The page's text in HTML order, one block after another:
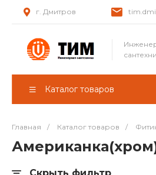
г. Дмитров
Каталог товаров
Главная / Каталог товаров /